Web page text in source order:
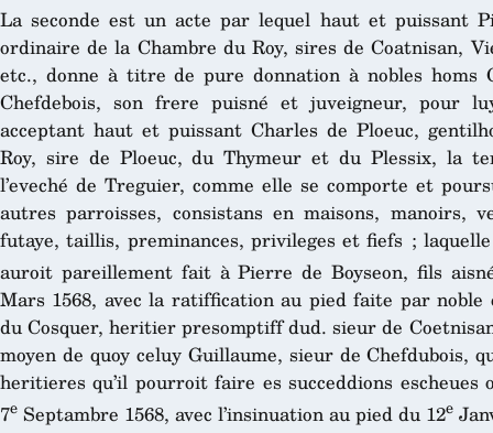
La seconde est un acte par lequel haut et puissant
ordinaire de la Chambre du Roy, sires de Coatnisan,
etc., donne à titre de pure donnation à nobles homs
Chefdebois, son frere puisné et juveigneur, pour
acceptant haut et puissant Charles de Ploeuc,
Roy, sire de Ploeuc, du Thymeur et du Plessix, la
l’eveché de Treguier, comme elle se comporte et
autres parroisses, consistans en maisons, manoirs,
futaye, taillis, preminances, privileges et fiefs ;
auroit pareillement fait à Pierre de Boyseon, fils
Mars 1568, avec la ratiffication au pied faite par noble
du Cosquer, heritier presomptiff dud. sieur de
moyen de quoy celuy Guillaume, sieur de Chefdubois,
heritieres qu’il pourroit faire es succeddions escheues
7e Septambre 1568, avec l’insinuation au pied du 12e